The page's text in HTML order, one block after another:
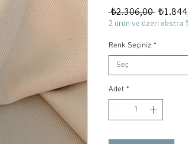
₺2.306,00 Normal
Fiyat
2 ürün ve üzeri ekstra
Renk Seçiniz *
Seç
Adet *